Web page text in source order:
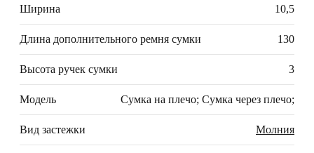
Ширина 10,5
Длина дополнительного ремня сумки 130
Высота ручек сумки 3
Модель Сумка на плечо; Сумка через плечо;
Вид застежки Молния